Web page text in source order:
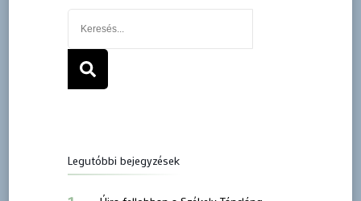
Legutóbbi bejegyzések